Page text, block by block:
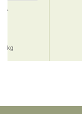
1 kg